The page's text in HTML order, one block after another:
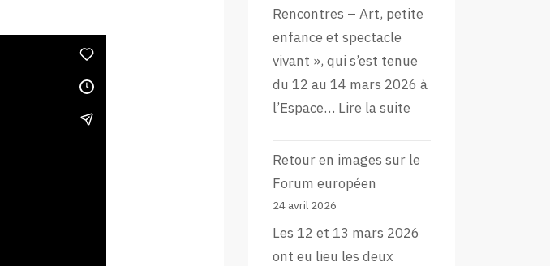
Rencontres – Art, petite
enfance et spectacle
vivant », qui s’est tenue
du 12 au 14 mars 2026 à
l’Espace… Lire la suite
de
édition
Retour en images sur le
Forum européen
24 avril 2026
Les 12 et 13 mars 2026
ont eu lieu les deux